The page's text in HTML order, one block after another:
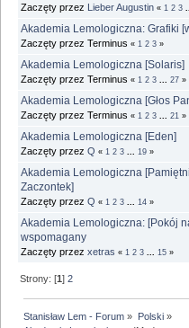
Zaczęty przez Lieber Augustin « 1 2 3
Akademia Lemologiczna: Grafiki
Zaczęty przez Terminus « 1 2 3 »
Akademia Lemologiczna [Solaris]
Zaczęty przez Terminus « 1 2 3 27 »
Akademia Lemologiczna [Głos
Zaczęty przez Terminus « 1 2 3 21 »
Akademia Lemologiczna [Eden]
Zaczęty przez Q « 1 2 3 19 »
Akademia Lemologiczna
Zaczontek]
Zaczęty przez Q « 1 2 3 14 »
Akademia Lemologiczna: [Pokój
wspomagany
Zaczęty przez xetras « 1 2 3 15 »
Strony: [1]2
Stanisław Lem - Forum » Polski»